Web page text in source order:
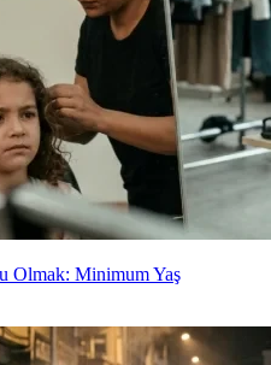
Olmak: Minimum Yaş